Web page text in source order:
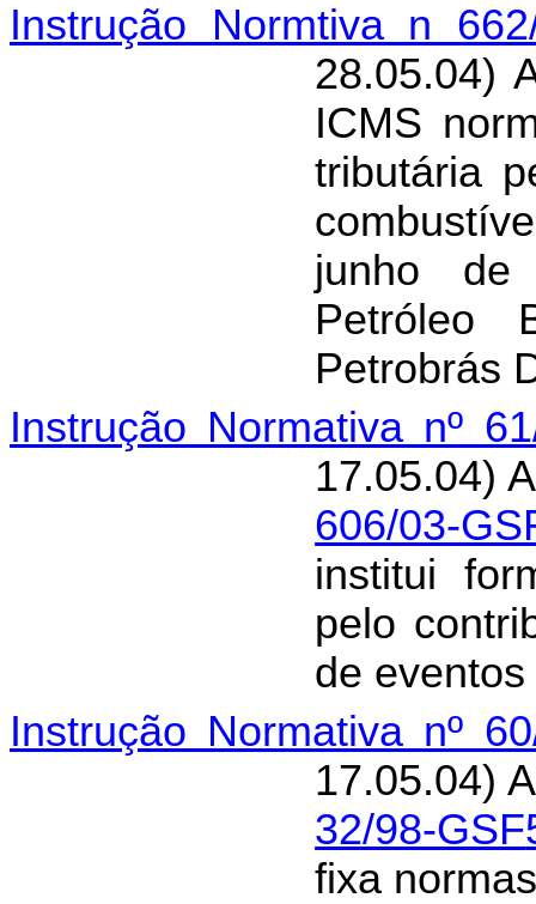
Instrução Normtiva n
28.05.04)
ICMS
tributária
junho de
Petróleo
Petrobrás
Instrução Normativa nº
17.05.04)
606/03-
institui
pelo
de
Instrução Normativa nº
17.05.04)
32/98-GSF
fixa